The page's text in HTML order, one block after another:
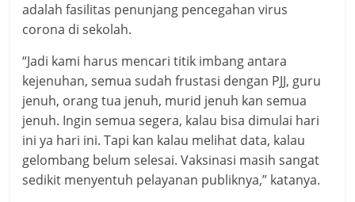
adalah fasilitas penunjang pencegahan virus
corona di sekolah.
“Jadi kami harus mencari titik imbang antara
kejenuhan, semua sudah frustasi dengan PJJ, guru
jenuh, orang tua jenuh, murid jenuh kan semua
jenuh. Ingin semua segera, kalau bisa dimulai hari
ini ya hari ini. Tapi kan kalau melihat data, kalau
gelombang belum selesai. Vaksinasi masih sangat
sedikit menyentuh pelayanan publiknya,” katanya.